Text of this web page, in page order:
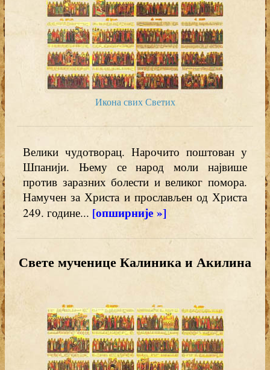
Икона свих Светих
Велики чудотворац. Нарочито поштован у
Шпанији. Њему се народ моли највише
против заразних болести и великог помора.
Намучен за Христа и прослављен од Христа
249. године... [опширније »]
Свете мученице Калиника и Акилина